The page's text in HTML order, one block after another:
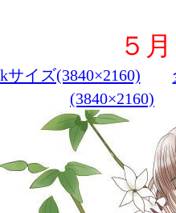
５
サイズ(3840×2160)
(3840×2160)